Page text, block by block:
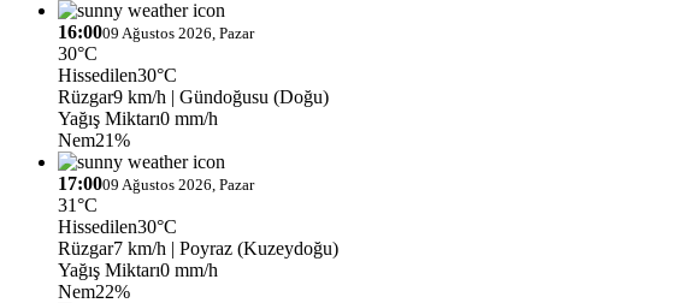
16:0009 Ağustos 2026, Pazar
30°C
Hissedilen30°C
Rüzgar9 km/h | Gündoğusu (Doğu)
Yağış Miktarı0 mm/h
Nem21%
17:0009 Ağustos 2026, Pazar
31°C
Hissedilen30°C
Rüzgar7 km/h | Poyraz (Kuzeydoğu)
Yağış Miktarı0 mm/h
Nem22%